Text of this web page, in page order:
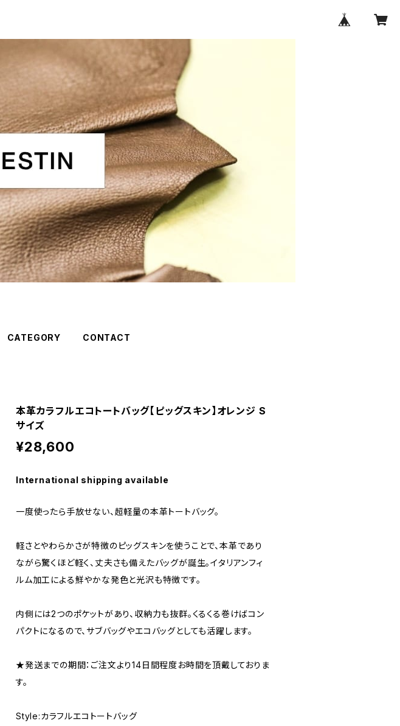
CATEGORY CONTACT
本革カラフルエコトートバッグ【ピッグスキン】オレンジ S
サイズ
¥28,600
International shipping available
一度使ったら手放せない、超軽量の本革トートバッグ。
軽さとやわらかさが特徴のピッグスキンを使うことで、本革であり
ながら驚くほど軽く、丈夫さも備えたバッグが誕生。イタリアンフィ
ルム加工による鮮やかな発色と光沢も特徴です。
内側には2つのポケットがあり、収納力も抜群。くるくる巻けばコン
パクトになるので、サブバッグやエコバッグとしても活躍します。
★発送までの期間：ご注文より14日間程度お時間を頂戴しておりま
す。
Style:カラフルエコトートバッグ